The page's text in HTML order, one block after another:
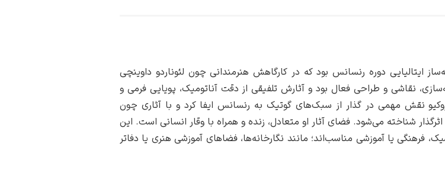
ایتالیایی دوره رنسانس بود که در کارگاهش هنرمندانی چون لئوناردو داوینچی
نقاشی و طراحی فعال بود و آثارش تلفیقی از دقت آناتومیک، پویایی فرمی و
نقش مهمی در گذار از سبک‌های گوتیک به رنسانس ایفا کرد و با آثاری چون
شناخته می‌شود. فضای آثار او متعادل، زنده و همراه با وقار انسانی است. این
فرهنگی یا آموزشی مناسب‌اند؛ مانند نگارخانه‌ها، فضاهای آموزشی هنری یا دفاتر